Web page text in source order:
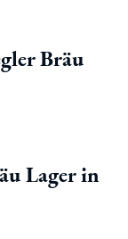
Bräu
Lager in